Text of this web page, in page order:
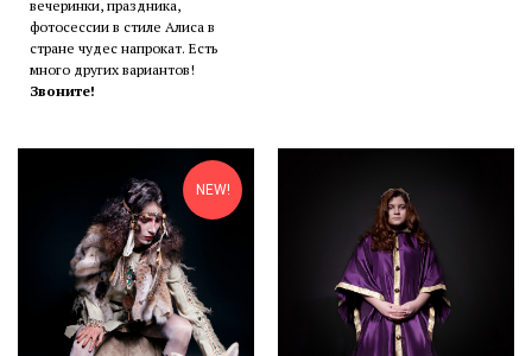
вечеринки, праздника,
фотосессии в стиле Алиса в
стране чудес напрокат. Есть
много других вариантов!
Звоните!
NEW!